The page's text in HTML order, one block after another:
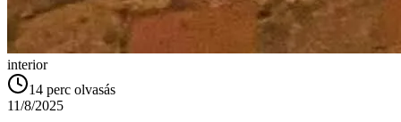
interior
14 perc olvasás
11/8/2025